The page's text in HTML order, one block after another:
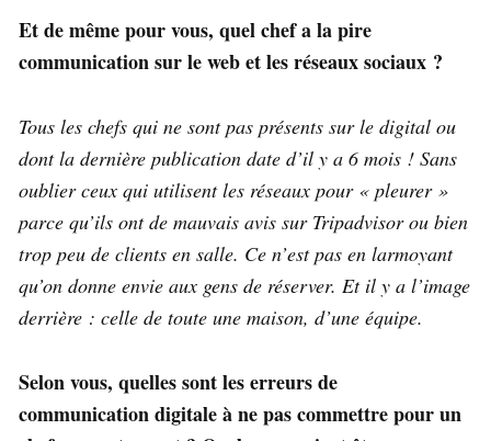
Et de même pour vous, quel chef a la pire
communication sur le web et les réseaux sociaux ?
Tous les chefs qui ne sont pas présents sur le digital ou
dont la dernière publication date d’il y a 6 mois ! Sans
oublier ceux qui utilisent les réseaux pour « pleurer »
parce qu’ils ont de mauvais avis sur Tripadvisor ou bien
trop peu de clients en salle. Ce n’est pas en larmoyant
qu’on donne envie aux gens de réserver. Et il y a l’image
derrière : celle de toute une maison, d’une équipe.
Selon vous, quelles sont les erreurs de
communication digitale à ne pas commettre pour un